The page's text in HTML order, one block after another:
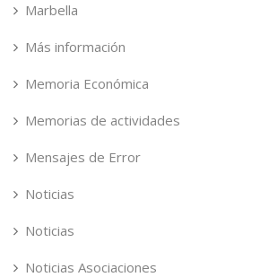
Marbella
Más información
Memoria Económica
Memorias de actividades
Mensajes de Error
Noticias
Noticias
Noticias Asociaciones